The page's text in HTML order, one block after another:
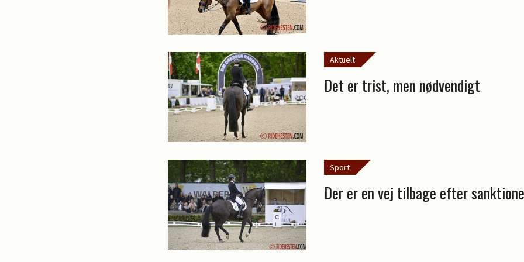
Aktuelt
Det er trist, men nødvendigt
Sport
Der er en vej tilbage efter